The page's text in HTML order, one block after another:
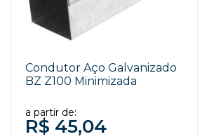
Condutor Aço Galvanizado
BZ Z100 Minimizada
a partir de:
R$ 45,04